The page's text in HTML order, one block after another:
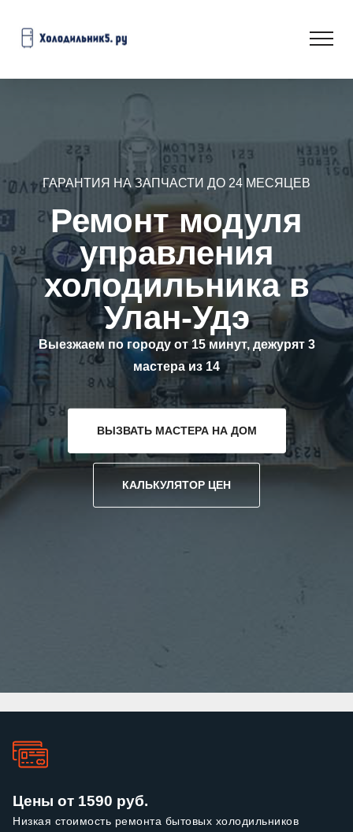
ГАРАНТИЯ НА ЗАПЧАСТИ ДО 24 МЕСЯЦЕВ
Ремонт модуля
управления
холодильника в
Улан-Удэ
Выезжаем по городу от 15 минут, дежурят 3
мастера из 14
ВЫЗВАТЬ МАСТЕРА НА ДОМ
КАЛЬКУЛЯТОР ЦЕН
Цены от 1590 руб.
Низкая стоимость ремонта бытовых холодильников